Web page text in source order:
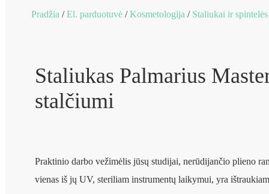
Pradžia /El. parduotuvė /Kosmetologija / Staliukai ir spintelės
Staliukas Palmarius
stalčiumi
Praktinio darbo vežimėlis jūsų studijai, nerūdijančio plieno
vienas iš jų UV, steriliam instrumentų laikymui, yra